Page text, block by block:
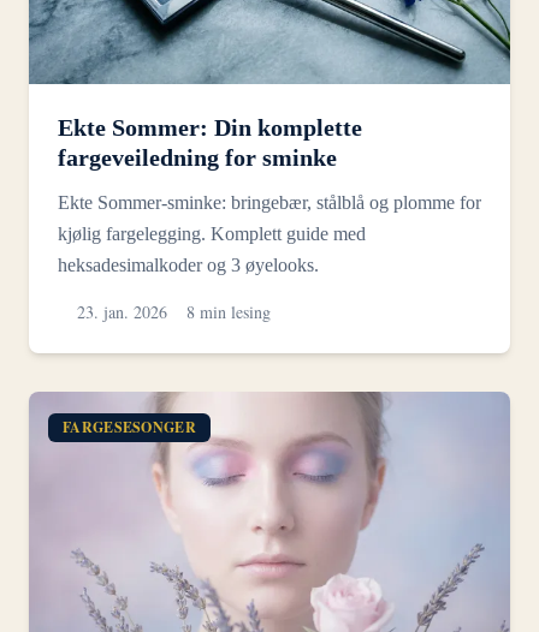
Ekte Sommer: Din komplette
fargeveiledning for sminke
Ekte Sommer-sminke: bringebær, stålblå og plomme for
kjølig fargelegging. Komplett guide med
heksadesimalkoder og 3 øyelooks.
23. jan. 2026 8 min lesing
FARGESESONGER